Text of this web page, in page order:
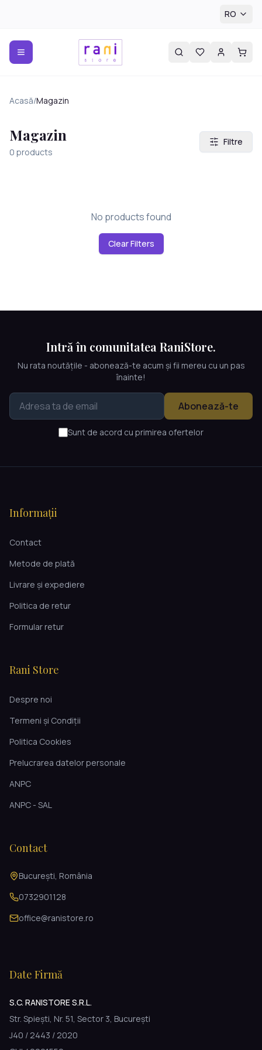
RO
Acasă/Magazin
Magazin
0 products
Filtre
No products found
Clear Filters
Intră în comunitatea RaniStore.
Nu rata noutățile - abonează-te acum și fii mereu cu un pas
înainte!
Abonează-te
Sunt de acord cu primirea ofertelor
Informații
Contact
Metode de plată
Livrare și expediere
Politica de retur
Formular retur
Rani Store
Despre noi
Termeni și Condiții
Politica Cookies
Prelucrarea datelor personale
ANPC
ANPC - SAL
Contact
București, România
0732901128
office@ranistore.ro
Date Firmă
S.C. RANISTORE S.R.L.
Str. Spiești, Nr. 51, Sector 3, București
J40 / 2443 / 2020